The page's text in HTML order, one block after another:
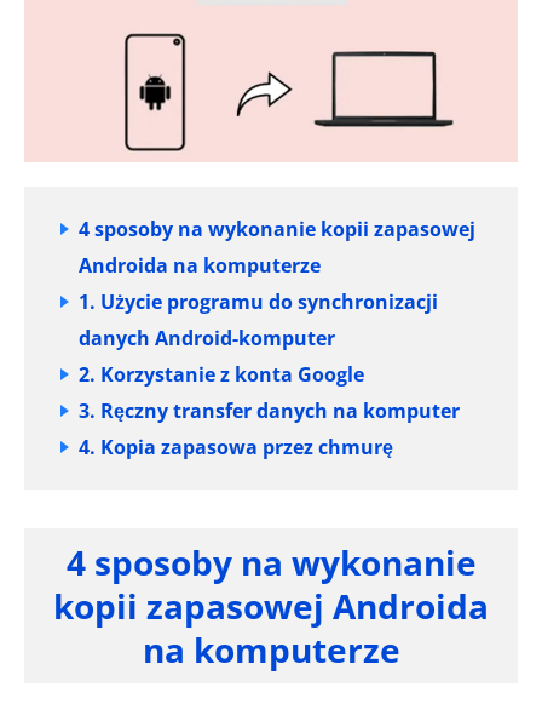
4 sposoby na wykonanie kopii zapasowej
Androida na komputerze
1. Użycie programu do synchronizacji
danych Android-komputer
2. Korzystanie z konta Google
3. Ręczny transfer danych na komputer
4. Kopia zapasowa przez chmurę
4 sposoby na wykonanie
kopii zapasowej Androida
na komputerze